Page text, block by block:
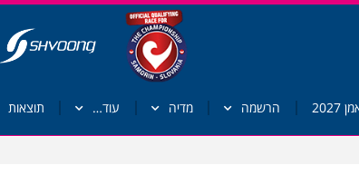
הרשמה מדיה עוד… תוצאות